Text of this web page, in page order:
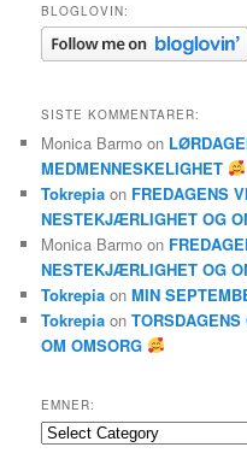
BLOGLOVIN:
SISTE KOMMENTARER:
Monica Barmo on
MEDMENNESKELIGHET
Tokrepia on FREDAGENS
NESTEKJÆRLIGHET OG
Monica Barmo on
NESTEKJÆRLIGHET OG
Tokrepia onMIN
Tokrepia on
OM OMSORG
EMNER:
Emner: